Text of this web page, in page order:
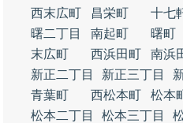
西末広町
昌栄町 十七
曙二丁目
南起町 曙町
末広町
西浜田町 南浜
新正二丁目
新正三丁目
青葉町
西松本町 松本
松本二丁目
松本三丁目